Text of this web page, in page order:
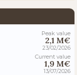
Peak value
2,1 M€
23/02/2026
Current value
1,9 M€
13/07/2026